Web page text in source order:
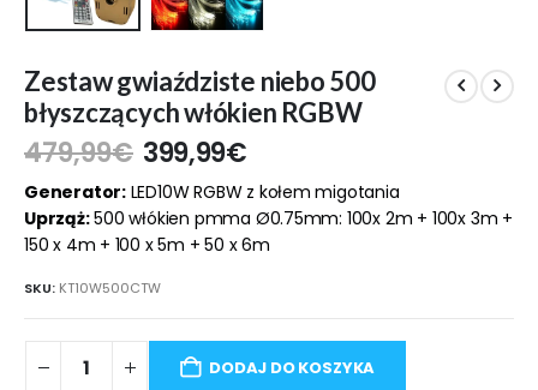
Zestaw gwiaździste niebo 500
błyszczących włókien RGBW
479,99€ 399,99€
Generator:LED10W RGBW z kołem migotania
Uprząż:500 włókien pmma Ø0.75mm: 100x 2m + 100x 3m +
150 x 4m + 100 x 5m + 50 x 6m
SKU: KT10W500CTW
DODAJ DO KOSZYKA